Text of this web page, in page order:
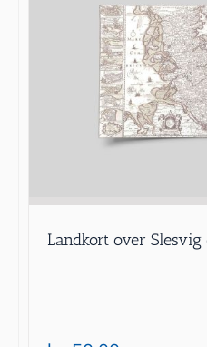
Landkort over Slesvig